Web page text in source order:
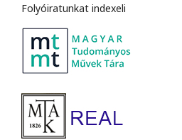
Folyóiratunkat indexeli